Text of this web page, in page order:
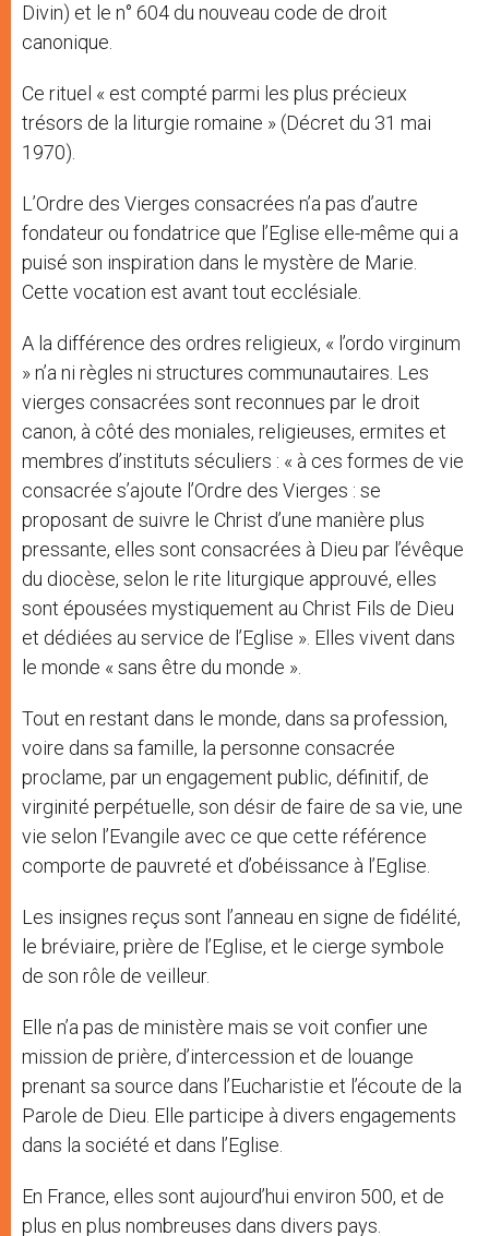
Divin) et le n° 604 du nouveau code de droit
canonique.
Ce rituel « est compté parmi les plus précieux
trésors de la liturgie romaine » (Décret du 31 mai
1970).
L’Ordre des Vierges consacrées n’a pas d’autre
fondateur ou fondatrice que l’Eglise elle-même qui a
puisé son inspiration dans le mystère de Marie.
Cette vocation est avant tout ecclésiale.
A la différence des ordres religieux, « l’ordo virginum
» n’a ni règles ni structures communautaires. Les
vierges consacrées sont reconnues par le droit
canon, à côté des moniales, religieuses, ermites et
membres d’instituts séculiers : « à ces formes de vie
consacrée s’ajoute l’Ordre des Vierges : se
proposant de suivre le Christ d’une manière plus
pressante, elles sont consacrées à Dieu par l’évêque
du diocèse, selon le rite liturgique approuvé, elles
sont épousées mystiquement au Christ Fils de Dieu
et dédiées au service de l’Eglise ». Elles vivent dans
le monde « sans être du monde ».
Tout en restant dans le monde, dans sa profession,
voire dans sa famille, la personne consacrée
proclame, par un engagement public, définitif, de
virginité perpétuelle, son désir de faire de sa vie, une
vie selon l’Evangile avec ce que cette référence
comporte de pauvreté et d’obéissance à l’Eglise.
Les insignes reçus sont l’anneau en signe de fidélité,
le bréviaire, prière de l’Eglise, et le cierge symbole
de son rôle de veilleur.
Elle n’a pas de ministère mais se voit confier une
mission de prière, d’intercession et de louange
prenant sa source dans l’Eucharistie et l’écoute de la
Parole de Dieu. Elle participe à divers engagements
dans la société et dans l’Eglise.
En France, elles sont aujourd’hui environ 500, et de
plus en plus nombreuses dans divers pays.